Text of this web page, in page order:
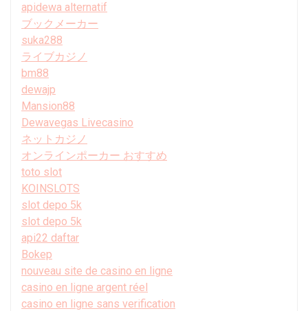
apidewa alternatif
ブックメーカー
suka288
ライブカジノ
bm88
dewajp
Mansion88
Dewavegas Livecasino
ネットカジノ
オンラインポーカー おすすめ
toto slot
KOINSLOTS
slot depo 5k
slot depo 5k
api22 daftar
Bokep
nouveau site de casino en ligne
casino en ligne argent réel
casino en ligne sans verification